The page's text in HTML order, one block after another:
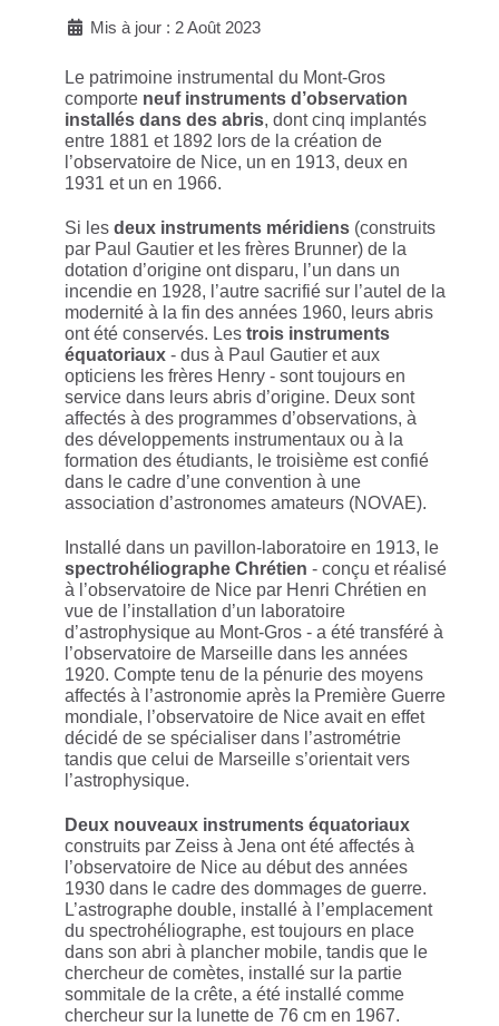
Mis à jour : 2 Août 2023
Le patrimoine instrumental du Mont-Gros
comporte neuf instruments d’observation
installés dans des abris, dont cinq implantés
entre 1881 et 1892 lors de la création de
l’observatoire de Nice, un en 1913, deux en
1931 et un en 1966.
Si les deux instruments méridiens (construits
par Paul Gautier et les frères Brunner) de la
dotation d’origine ont disparu, l’un dans un
incendie en 1928, l’autre sacrifié sur l’autel de la
modernité à la fin des années 1960, leurs abris
ont été conservés. Les trois instruments
équatoriaux - dus à Paul Gautier et aux
opticiens les frères Henry - sont toujours en
service dans leurs abris d’origine. Deux sont
affectés à des programmes d’observations, à
des développements instrumentaux ou à la
formation des étudiants, le troisième est confié
dans le cadre d’une convention à une
association d’astronomes amateurs (NOVAE).
Installé dans un pavillon-laboratoire en 1913, le
spectrohéliographe Chrétien - conçu et réalisé
à l’observatoire de Nice par Henri Chrétien en
vue de l’installation d’un laboratoire
d’astrophysique au Mont-Gros - a été transféré à
l’observatoire de Marseille dans les années
1920. Compte tenu de la pénurie des moyens
affectés à l’astronomie après la Première Guerre
mondiale, l’observatoire de Nice avait en effet
décidé de se spécialiser dans l’astrométrie
tandis que celui de Marseille s’orientait vers
l’astrophysique.
Deux nouveaux instruments équatoriaux
construits par Zeiss à Jena ont été affectés à
l’observatoire de Nice au début des années
1930 dans le cadre des dommages de guerre.
L’astrographe double, installé à l’emplacement
du spectrohéliographe, est toujours en place
dans son abri à plancher mobile, tandis que le
chercheur de comètes, installé sur la partie
sommitale de la crête, a été installé comme
chercheur sur la lunette de 76 cm en 1967.